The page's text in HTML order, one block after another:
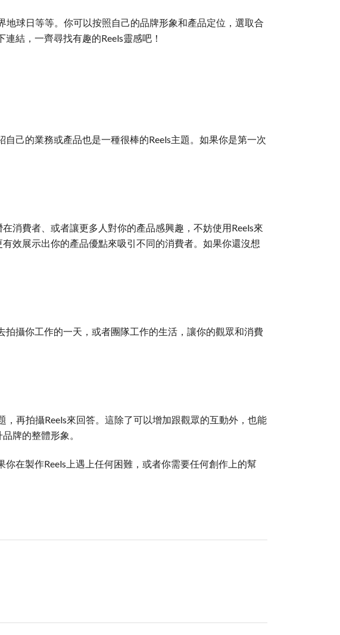
球日等等。你可以按照自己的品牌形象和產品定位，選取合
結，一齊尋找有趣的Reels靈感吧！
己的業務或產品也是一種很棒的Reels主題。如果你是第一次
消費者、或者讓更多人對你的產品感興趣，不妨使用Reels來
效展示出你的產品優點來吸引不同的消費者。如果你還沒想
攝你工作的一天，或者團隊工作的生活，讓你的觀眾和消費
再拍攝Reels來回答。這除了可以增加跟觀眾的互動外，也能
牌的整體形象。
在製作Reels上遇上任何困難，或者你需要任何創作上的幫